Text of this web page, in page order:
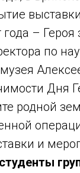
года –
по
Дня
родной
и
студенты